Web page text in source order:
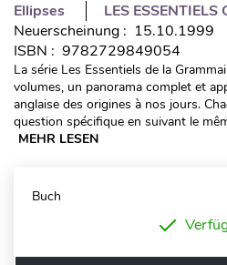
Ellipses
LES
Neuerscheinung : 15.10.1999
ISBN : 9782729849054
La série Les Essentiels de la
volumes, un panorama complet et
anglaise des origines à nos jours.
question spécifique en suivant le
MEHR LESEN
Buch